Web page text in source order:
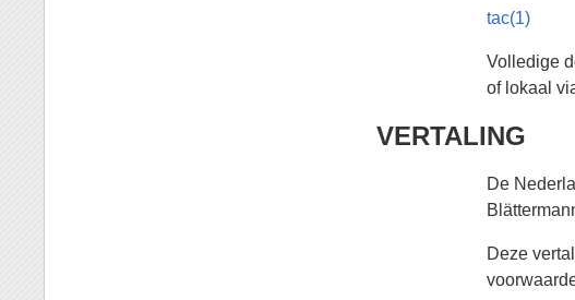
tac(1)
Volledige
of lokaal
VERTALING
De
Deze